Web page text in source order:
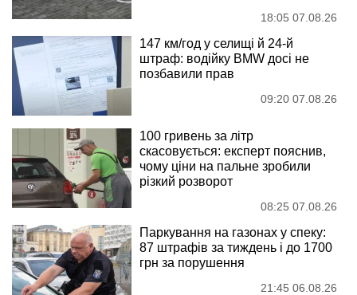
18:05 07.08.26
147 км/год у селищі й 24-й
штраф: водійку BMW досі не
позбавили прав
09:20 07.08.26
100 гривень за літр
скасовується: експерт пояснив,
чому ціни на пальне зробили
різкий розворот
08:25 07.08.26
Паркування на газонах у спеку:
87 штрафів за тиждень і до 1700
грн за порушення
21:45 06.08.26